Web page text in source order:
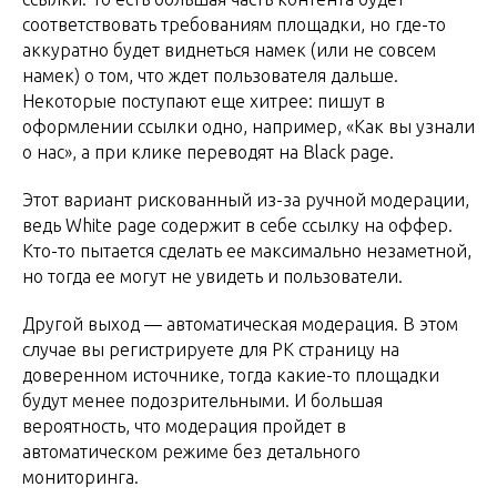
соответствовать требованиям площадки, но где-то
аккуратно будет виднеться намек (или не совсем
намек) о том, что ждет пользователя дальше.
Некоторые поступают еще хитрее: пишут в
оформлении ссылки одно, например, «Как вы узнали
о нас», а при клике переводят на Black page.
Этот вариант рискованный из-за ручной модерации,
ведь White page содержит в себе ссылку на оффер.
Кто-то пытается сделать ее максимально незаметной,
но тогда ее могут не увидеть и пользователи.
Другой выход — автоматическая модерация. В этом
случае вы регистрируете для РК страницу на
доверенном источнике, тогда какие-то площадки
будут менее подозрительными. И большая
вероятность, что модерация пройдет в
автоматическом режиме без детального
мониторинга.